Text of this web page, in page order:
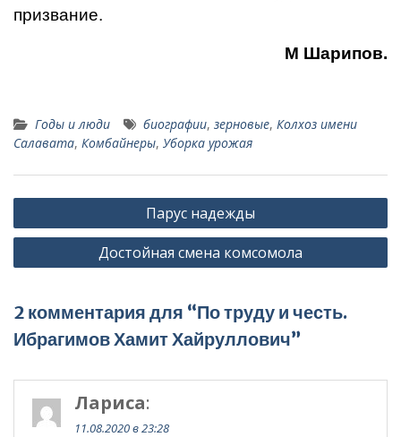
призвание.
М Шарипов.
Годы и люди биографии, зерновые, Колхоз имени
Салавата, Комбайнеры, Уборка урожая
Навигация
по
Парус надежды
Достойная смена комсомола
2 комментария для “По труду и честь.
Ибрагимов Хамит Хайруллович”
Лариса:
11.08.2020 в 23:28